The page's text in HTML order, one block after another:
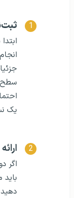
سطح
یک
باید